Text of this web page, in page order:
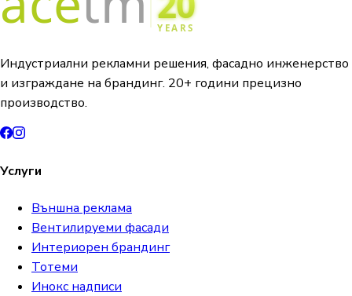
Индустриални рекламни решения, фасадно инженерство
и изграждане на брандинг. 20+ години прецизно
производство.
Услуги
Външна реклама
Вентилируеми фасади
Интериорен брандинг
Тотеми
Инокс надписи